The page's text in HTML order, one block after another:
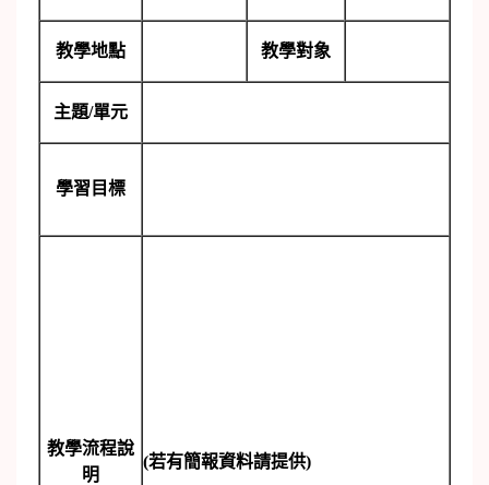
教學地點 教學對象
主題/單元
學習目標
教學流程說
明
(若有簡報資料請提供)